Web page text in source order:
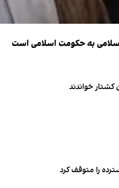
اسلامی به حکومت اسلامی است
کشتار خواندند
را متوقف کرد